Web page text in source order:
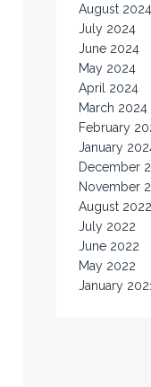
August 2024
July 2024
June 2024
May 2024
April 2024
March 2024
February
January
December
November
August 2022
July 2022
June 2022
May 2022
January